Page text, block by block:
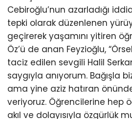
Cebiroğlu’nun azarladığı
tepki olarak düzenlenen
geçirerek yaşamını yitiren
Öz’ü de anan Feyzioğlu,
taciz edilen sevgili Halil
saygıyla anıyorum. Bağışla
ama yine aziz hatıran
veriyoruz. Öğrencilerine hep
akıl ve dolayısıyla özgürlük